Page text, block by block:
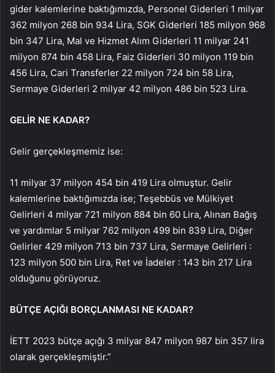
gider kalemlerine baktığımızda, Personel Giderleri 1 milyar
362 milyon 268 bin 934 Lira, SGK Giderleri 185 milyon 968
bin 347 Lira, Mal ve Hizmet Alım Giderleri 11 milyar 241
milyon 874 bin 458 Lira, Faiz Giderleri 30 milyon 119 bin
456 Lira, Cari Transferler 22 milyon 724 bin 58 Lira,
Sermaye Giderleri 2 milyar 42 milyon 486 bin 523 Lira.
GELİR NE KADAR?
Gelir gerçekleşmemiz ise:
11 milyar 37 milyon 454 bin 419 Lira olmuştur. Gelir
kalemlerine baktığımızda ise; Teşebbüs ve Mülkiyet
Gelirleri 4 milyar 721 milyon 884 bin 60 Lira, Alınan Bağış
ve yardımlar 5 milyar 762 milyon 499 bin 839 Lira, Diğer
Gelirler 429 milyon 713 bin 737 Lira, Sermaye Gelirleri :
123 milyon 500 bin Lira, Ret ve İadeler : 143 bin 217 Lira
olduğunu görüyoruz.
BÜTÇE AÇIĞI BORÇLANMASI NE KADAR?
İETT 2023 bütçe açığı 3 milyar 847 milyon 987 bin 357 lira
olarak gerçekleşmiştir.”